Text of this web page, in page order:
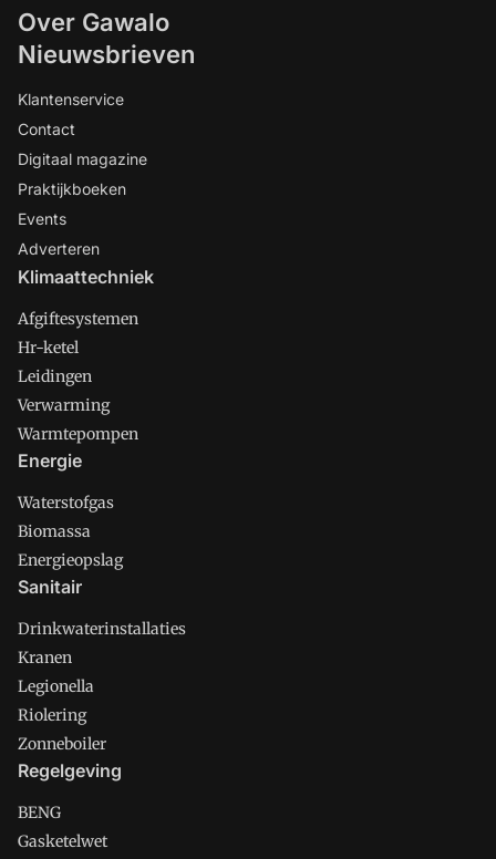
Over Gawalo
Nieuwsbrieven
Klantenservice
Contact
Digitaal magazine
Praktijkboeken
Events
Adverteren
Klimaattechniek
Afgiftesystemen
Hr-ketel
Leidingen
Verwarming
Warmtepompen
Energie
Waterstofgas
Biomassa
Energieopslag
Sanitair
Drinkwaterinstallaties
Kranen
Legionella
Riolering
Zonneboiler
Regelgeving
BENG
Gasketelwet